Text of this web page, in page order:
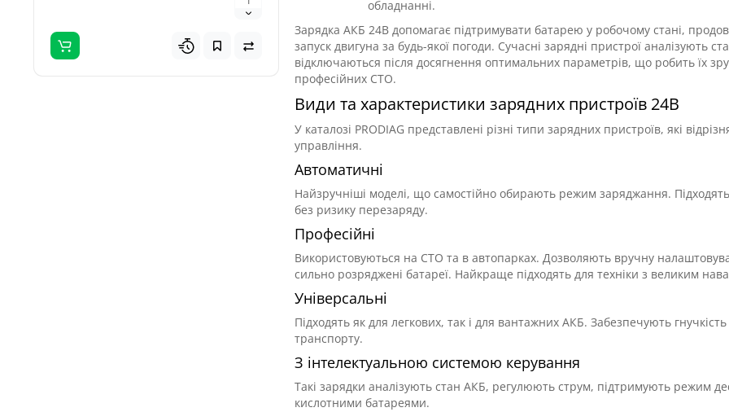
обладнанні.
Зарядка АКБ 24В допомагає підтримувати батарею у робочому стані,
запуск двигуна за будь-якої погоди. Сучасні зарядні пристрої аналізують
відключаються після досягнення оптимальних параметрів, що робить їх
професійних СТО.
Види та характеристики зарядних пристроїв 24В
У каталозі PRODIAG представлені різні типи зарядних пристроїв, які
управління.
Автоматичні
Найзручніші моделі, що самостійно обирають режим заряджання.
без ризику перезаряду.
Професійні
Використовуються на СТО та в автопарках. Дозволяють вручну
сильно розряджені батареї. Найкраще підходять для техніки з великим
Універсальні
Підходять як для легкових, так і для вантажних АКБ. Забезпечують
транспорту.
З інтелектуальною системою керування
Такі зарядки аналізують стан АКБ, регулюють струм, підтримують режим
кислотними батареями.